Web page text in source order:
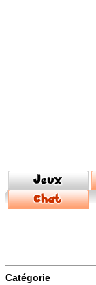
Catégorie